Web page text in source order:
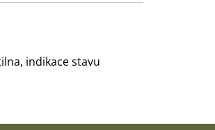
indikace stavu